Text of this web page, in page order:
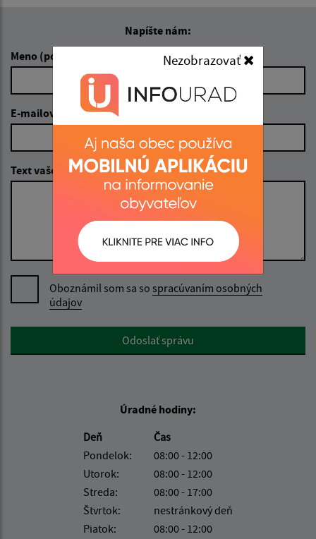
Napíšte nám:
Meno (povinné)
E-mailová adresa (povinné)
Text vašej správy (povinné)
Oboznámil som sa so spracúvaním osobných
údajov
Google reCaptcha ResponseOdoslať správu
Úradné hodiny:
Deň
Čas
Pondelok:
08:00 - 12:00
Utorok:
08:00 - 12:00
Streda:
08:00 - 17:00
Štvrtok:
nestránkový deň
Piatok:
08:00 - 12:00
Nezobrazovať